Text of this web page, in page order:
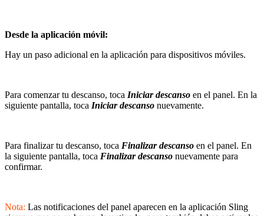
Desde la aplicación móvil:
Hay un paso adicional en la aplicación para dispositivos móviles.
Para comenzar tu descanso, toca Iniciar descanso en el panel. En la
siguiente pantalla, toca Iniciar descanso nuevamente.
Para finalizar tu descanso, toca Finalizar descanso en el panel. En
la siguiente pantalla, toca Finalizar descanso nuevamente para
confirmar.
Nota: Las notificaciones del panel aparecen en la aplicación Sling